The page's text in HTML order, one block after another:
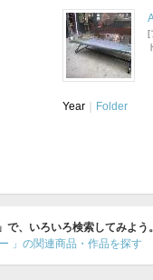
[
Year Folder
、いろいろ検索してみよう
」の関連商品・作品を探す